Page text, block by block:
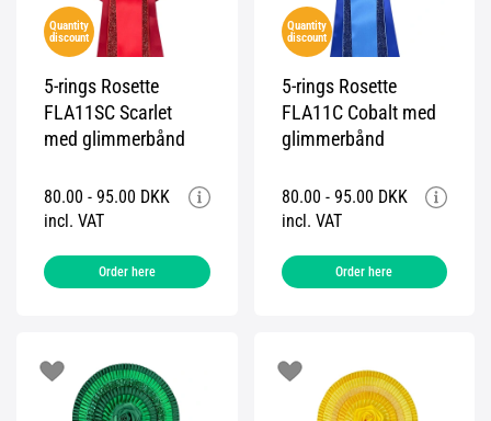
Quantity
discount
5-rings Rosette
FLA11SC Scarlet
med glimmerbånd
80.00 - 95.00 DKK
incl. VAT
Order here
Quantity
discount
5-rings Rosette
FLA11C Cobalt med
glimmerbånd
80.00 - 95.00 DKK
incl. VAT
Order here